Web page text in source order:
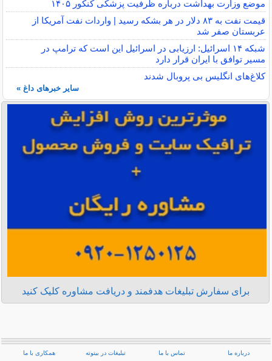
موضع وزارت بهداشت درباره ظرفیت پزشکی کنکور ۱۴۰۵
قیمت نفت به ۸۳ دلار در هر بشکه رسید | واردات نفت آمریکا از
عربستان صفر شد
شبکه ۱۴ اسرائیل: ارزیابی در اسرائیل این است که ترامپ در
مسیر توافق با ایران قرار دارد
کلاغ‌های انگلیس بی پروبال شدند
سایر خبرهای داغ »
برای سفارش تبلیغات هدفمند و دریافت مشاوره کلیک کنید
درباره ما تماس با ما تبلیغات در بیتوته همکاری با ما